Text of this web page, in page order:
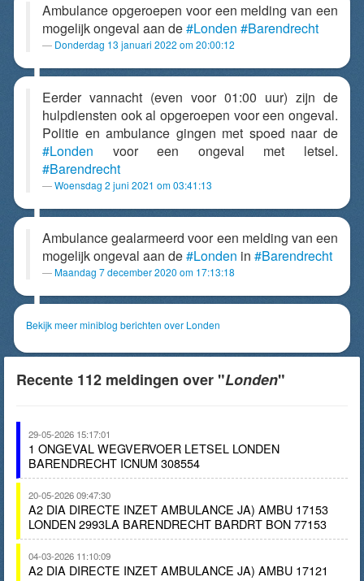
Ambulance opgeroepen voor een melding van een
mogelijk ongeval aan de#Londen #Barendrecht
Donderdag 13 januari 2022 om 20:00:12
Eerder vannacht (even voor 01:00 uur) zijn de
hulpdiensten ook al opgeroepen voor een ongeval.
Politie en ambulance gingen met spoed naar de
#Londen voor een ongeval met letsel.
#Barendrecht
Woensdag 2 juni 2021 om 03:41:13
Ambulance gealarmeerd voor een melding van een
mogelijk ongeval aan de#Londen in #Barendrecht
Maandag 7 december 2020 om 17:13:18
Bekijk meer miniblog berichten over Londen
Recente 112 meldingen over "Londen"
29-05-2026 15:17:01
1 ONGEVAL WEGVERVOER LETSEL LONDEN
BARENDRECHT ICNUM 308554
20-05-2026 09:47:30
A2 DIA DIRECTE INZET AMBULANCE JA) AMBU 17153
LONDEN 2993LA BARENDRECHT BARDRT BON 77153
04-03-2026 11:10:09
A2 DIA DIRECTE INZET AMBULANCE JA) AMBU 17121